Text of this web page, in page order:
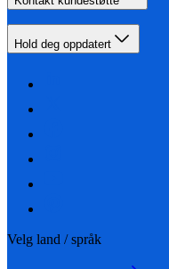
Hold deg oppdatert
Velg land / språk